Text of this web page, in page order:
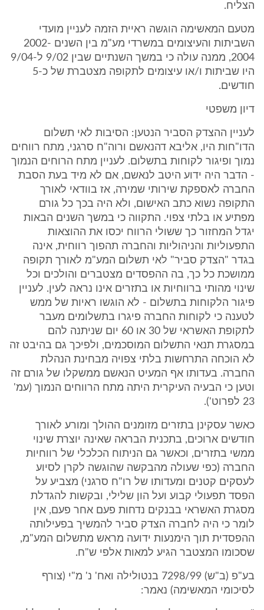
הצליח.
מטעם המאשימה הוגשה ראיית הזמה לעניין מועדי
השביתות והעיצומים במשרדי מע"מ בין השנים 2002-
2004, ממנה עולה כי במשך השנתיים שבין 9/02 ל-9/04
היו שביתות ו/או עיצומים לתקופה מצטברת של כ-5
חודשים.
דיון משפטי
לעניין ההצדק הסביר הנטען: הסיבות לאי תשלום
הדו"חות היו, אליבא דהנאשם ורוה"ח סרגני, מתח רווחים
נמוך ופיגור לקוחות בתשלום. לעניין מתח הרוחים הנמוך
- הדבר היה ידוע היטב לנאשם, אם לא מיד בעת הסבת
החברה לאספקת שירותי שמירה, אז בוודאי לאורך
התקופה נשוא כתב האישום, ולא היה בכך כל גורם
מפתיע או בלתי צפוי. התקווה כי במשך השנים הבאות
יגדל המחזור כך ששולי הרווח יכסו את ההוצאות
התפעוליות והניהוליות והחברה תהפוך רווחית, אינה
בגדר "הצדק סביר" לאי תשלום המע"מ לאורך תקופה
ממושכת כל כך, בה ההפסדים מצטברים והולכים וכל
שינוי מהותי ברווחיות או בתזרים אינו נראה לעין. לעניין
פיגור הלקוחות בתשלום - לא הוגשו ראיות של ממש
לטענה כי לקוחות החברה פיגרו בתשלומים מעבר
לתקופת האשראי של 30 או 60 יום שניתנה להם
במסגרת תנאי התשלום המוסכמים, ולפיכך גם בהיבט זה
לא הוכחה התרחשות בלתי צפויה מבחינת הנהלת
החברה. בעדותו אף המעיט הנאשם ממשקלו של גורם זה
וטען כי הבעיה העיקרית היתה מתח הרווחים הנמוך (עמ'
23 לפרוט').
כאשר עסקינן בתזרים מזומנים ההולך ומורע לאורך
חודשים ארוכים, בתכנית הבראה שאינה יוצרת שינוי
ממשי בתזרים, וכאשר גם הניתוח הכלכלי של רווחיות
החברה (כפי שעולה מהבקשה שהוגשה לקרן לסיוע
לעסקים קטנים ומעדותו של רו"ח סרגני) מצביע על
הפסד תפעולי קבוע ועל הון שלילי, ובקשות להגדלת
מסגרת האשראי בבנקים נדחות פעם אחר פעם, אין
לומר כי היה לחברה הצדק סביר להמשיך בפעילותה
ההפסדית תוך הימנעות ידועה מראש מתשלום המע"מ,
שסכומו המצטבר הגיע למאות אלפי ש"ח.
בע"פ (ב"ש) 7298/99 בנטולילה ואח' נ' מ"י (צורף
לסיכומי המאשימה) נאמר: